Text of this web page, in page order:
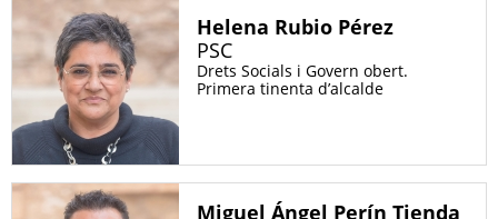
ALTRES PORTALS MUNICIPALS
Decidim Calafell
Transparència
Tràmits
Helena Rubio Pérez
PSC
Drets Socials i Govern obert.
Primera tinenta d’alcalde
Miguel Ángel Perín Tienda